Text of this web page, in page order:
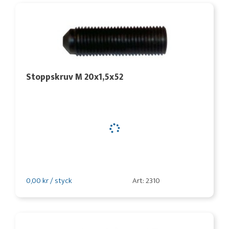
Stoppskruv M 20x1,5x52
0,00 kr / styck Art: 2310